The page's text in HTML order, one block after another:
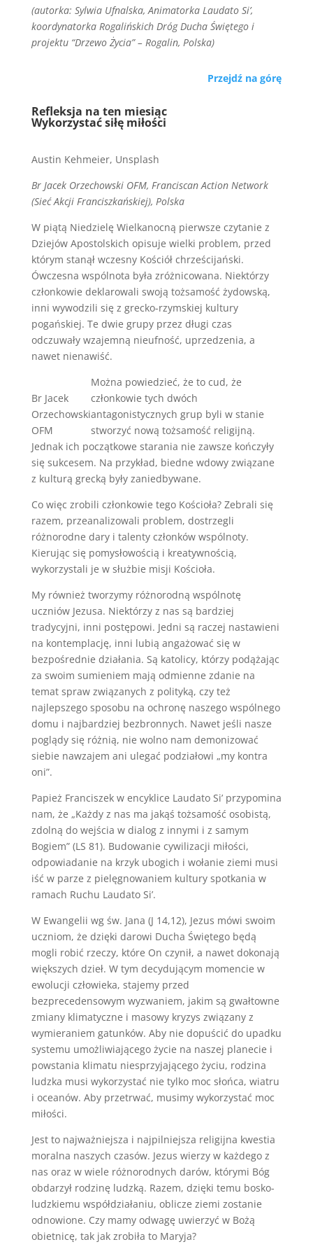
(autorka: Sylwia Ufnalska, Animatorka Laudato Si’,
koordynatorka Rogalińskich Dróg Ducha Świętego i
projektu “Drzewo Życia” – Rogalin, Polska)
Przejdź na górę
Refleksja na ten miesiąc
Wykorzystać siłę miłości
Austin Kehmeier, Unsplash
Br Jacek Orzechowski OFM, Franciscan Action Network
(Sieć Akcji Franciszkańskiej), Polska
W piątą Niedzielę Wielkanocną pierwsze czytanie z
Dziejów Apostolskich opisuje wielki problem, przed
którym stanął wczesny Kościół chrześcijański.
Ówczesna wspólnota była zróżnicowana. Niektórzy
członkowie deklarowali swoją tożsamość żydowską,
inni wywodzili się z grecko-rzymskiej kultury
pogańskiej. Te dwie grupy przez długi czas
odczuwały wzajemną nieufność, uprzedzenia, a
nawet nienawiść.
Br Jacek
Orzechowski
OFM
Można powiedzieć, że to cud, że
członkowie tych dwóch
antagonistycznych grup byli w stanie
stworzyć nową tożsamość religijną.
Jednak ich początkowe starania nie zawsze kończyły
się sukcesem. Na przykład, biedne wdowy związane
z kulturą grecką były zaniedbywane.
Co więc zrobili członkowie tego Kościoła? Zebrali się
razem, przeanalizowali problem, dostrzegli
różnorodne dary i talenty członków wspólnoty.
Kierując się pomysłowością i kreatywnością,
wykorzystali je w służbie misji Kościoła.
My również tworzymy różnorodną wspólnotę
uczniów Jezusa. Niektórzy z nas są bardziej
tradycyjni, inni postępowi. Jedni są raczej nastawieni
na kontemplację, inni lubią angażować się w
bezpośrednie działania. Są katolicy, którzy podążając
za swoim sumieniem mają odmienne zdanie na
temat spraw związanych z polityką, czy też
najlepszego sposobu na ochronę naszego wspólnego
domu i najbardziej bezbronnych. Nawet jeśli nasze
poglądy się różnią, nie wolno nam demonizować
siebie nawzajem ani ulegać podziałowi „my kontra
oni”.
Papież Franciszek w encyklice Laudato Si’ przypomina
nam, że „Każdy z nas ma jakąś tożsamość osobistą,
zdolną do wejścia w dialog z innymi i z samym
Bogiem” (LS 81). Budowanie cywilizacji miłości,
odpowiadanie na krzyk ubogich i wołanie ziemi musi
iść w parze z pielęgnowaniem kultury spotkania w
ramach Ruchu Laudato Si’.
W Ewangelii wg św. Jana (J 14,12), Jezus mówi swoim
uczniom, że dzięki darowi Ducha Świętego będą
mogli robić rzeczy, które On czynił, a nawet dokonają
większych dzieł. W tym decydującym momencie w
ewolucji człowieka, stajemy przed
bezprecedensowym wyzwaniem, jakim są gwałtowne
zmiany klimatyczne i masowy kryzys związany z
wymieraniem gatunków. Aby nie dopuścić do upadku
systemu umożliwiającego życie na naszej planecie i
powstania klimatu niesprzyjającego życiu, rodzina
ludzka musi wykorzystać nie tylko moc słońca, wiatru
i oceanów. Aby przetrwać, musimy wykorzystać moc
miłości.
Jest to najważniejsza i najpilniejsza religijna kwestia
moralna naszych czasów. Jezus wierzy w każdego z
nas oraz w wiele różnorodnych darów, którymi Bóg
obdarzył rodzinę ludzką. Razem, dzięki temu bosko-
ludzkiemu współdziałaniu, oblicze ziemi zostanie
odnowione. Czy mamy odwagę uwierzyć w Bożą
obietnicę, tak jak zrobiła to Maryja?